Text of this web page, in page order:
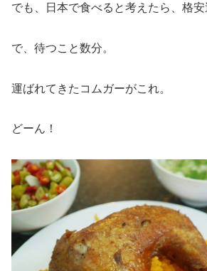
でも、日本で食べると考えたら、格安
で、待つこと数分。
運ばれてきたコムガーがこれ。
どーん！